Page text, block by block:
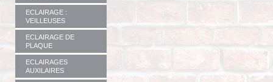
ECLAIRAGE :
VEILLEUSES
ECLAIRAGE DE
PLAQUE
ECLAIRAGES
AUXILAIRES